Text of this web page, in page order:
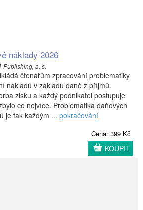
náklady 2026
Publishing, a. s.
čtenářům zpracování problematiky
nákladů v základu daně z příjmů.
zisku a každý podnikatel postupuje
co nejvíce. Problematika daňových
je tak každým ... pokračování
Cena: 399 Kč
KOUPIT